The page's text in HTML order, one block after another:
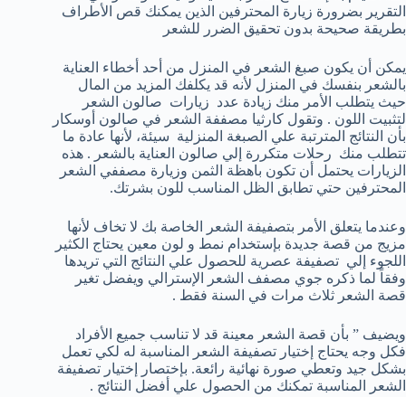
التقرير بضرورة زيارة المحترفين الذين يمكنك قص الأطراف
بطريقة صحيحة بدون تحقيق الضرر للشعر
يمكن أن يكون صبغ الشعر في المنزل من أحد أخطاء العناية
بالشعر بنفسك في المنزل لأنه قد يكلفك المزيد من المال
حيث يتطلب الأمر منك زيادة عدد زيارات صالون الشعر
لتثبيت اللون . وتقول كارثيا مصففة الشعر في صالون أوسكار
بأن النتائج المترتبة علي الصبغة المنزلية سيئة، لأنها عادة ما
تتطلب منك رحلات متكررة إلي صالون العناية بالشعر . هذه
الزيارات يحتمل أن تكون باهظة الثمن وزيارة مصففي الشعر
المحترفين حتي تطابق الظل المناسب للون بشرتك.
وعندما يتعلق الأمر بتصفيفة الشعر الخاصة بك لا تخاف لأنها
مزيج من قصة جديدة بإستخدام نمط و لون معين يحتاج الكثير
اللجوء إلي تصفيفة عصرية للحصول علي النتائج التي تريدها
وفقاً لما ذكره جوي مصفف الشعر الإسترالي ويفضل تغير
قصة الشعر ثلاث مرات في السنة فقط .
ويضيف ” بأن قصة الشعر معينة قد لا تناسب جميع الأفراد
فكل وجه يحتاج إختيار تصفيفة الشعر المناسبة له لكي تعمل
بشكل جيد وتعطي صورة نهائية رائعة. بإختصار إختيار تصفيفة
الشعر المناسبة تمكنك من الحصول علي أفضل النتائج .